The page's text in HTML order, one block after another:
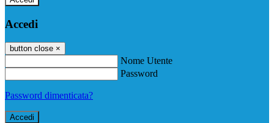
Accedi
button close ×
Nome Utente
Password
Password dimenticata?